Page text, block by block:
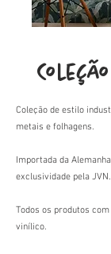
Coleção de estilo
metais e folhagens.
Importada da
exclusividade pela JVN.
Todos os produtos
vinílico.